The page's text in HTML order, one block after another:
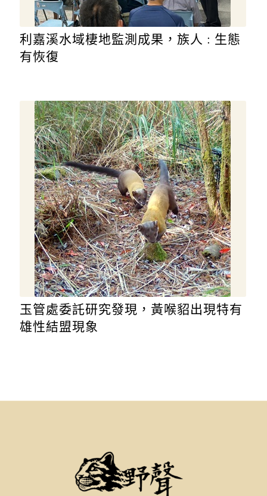
利嘉溪水域棲地監測成果，族人 : 生態
有恢復
玉管處委託研究發現，黃喉貂出現特有
雄性結盟現象